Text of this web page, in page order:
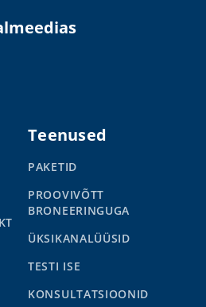
Teenused
PAKETID
PROOVIVÕTT
BRONEERINGUGA
ÜKSIKANALÜÜSID
TESTI ISE
KONSULTATSIOONID